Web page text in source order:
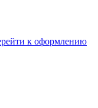
к оформлению